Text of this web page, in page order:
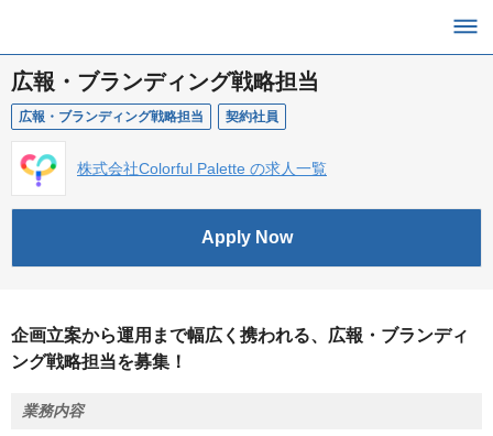
広報・ブランディング戦略担当
広報・ブランディング戦略担当 契約社員
株式会社Colorful Palette の求人一覧
Apply Now
企画立案から運用まで幅広く携われる、広報・ブランディ
ング戦略担当を募集！
業務内容